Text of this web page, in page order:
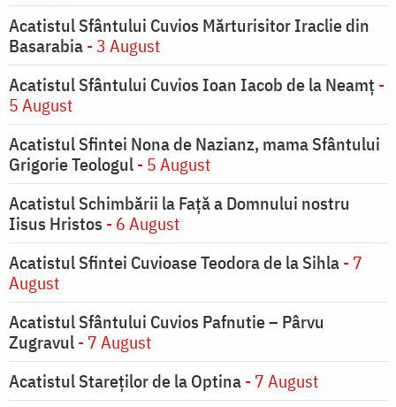
Acatistul Sfântului Cuvios Mărturisitor Iraclie din
Basarabia- 3 August
Acatistul Sfântului Cuvios Ioan Iacob de la Neamț -
5 August
Acatistul Sfintei Nona de Nazianz, mama Sfântului
Grigorie Teologul- 5 August
Acatistul Schimbării la Faţă a Domnului nostru
Iisus Hristos - 6 August
Acatistul Sfintei Cuvioase Teodora de la Sihla- 7
August
Acatistul Sfântului Cuvios Pafnutie – Pârvu
Zugravul- 7 August
Acatistul Stareţilor de la Optina- 7 August